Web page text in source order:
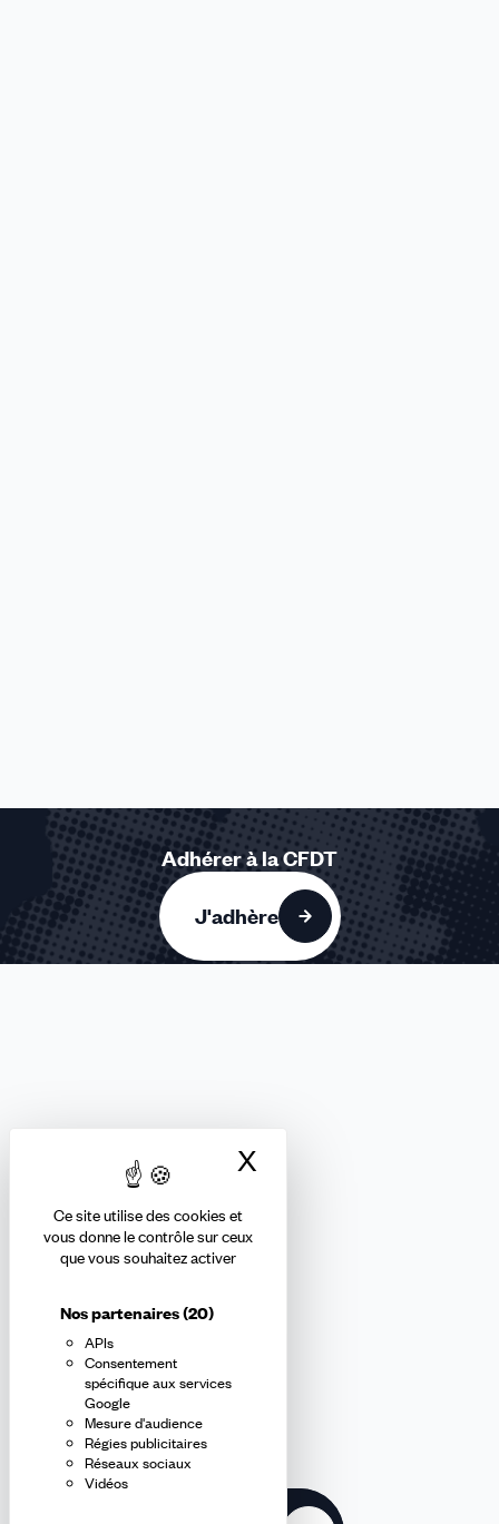
Ce site utilise des cookies et
vous donne le contrôle sur ceux
que vous souhaitez activer
Nos partenaires(20)
APIs
Consentement
spécifique aux services
Google
Mesure d'audience
Régies publicitaires
Réseaux sociaux
Vidéos
X
Adhérer à la CFDT
J'adhère
En m'inscrivant à la newsletter, j'affirme avoir pris connaissance de
lapolitique de confidentialité de la CFDT